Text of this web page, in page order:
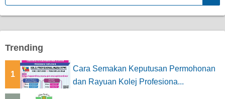
Trending
1
Cara Semakan Keputusan Permohonan
dan Rayuan Kolej Profesiona...